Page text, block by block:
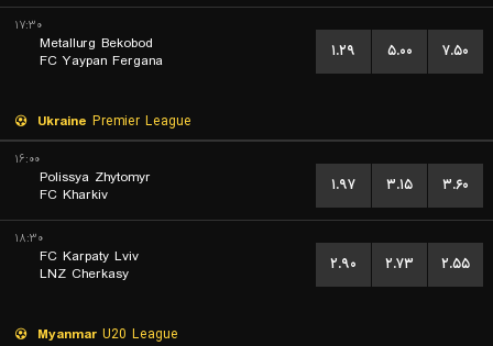
۱۷:۳۰
Metallurg Bekobod
FC Yaypan Fergana
۱.۲۹ ۵.۰۰ ۷.۵۰
Ukraine Premier League
۱۶:۰۰
Polissya Zhytomyr
FC Kharkiv
۱.۹۷ ۳.۱۵ ۳.۶۰
۱۸:۳۰
FC Karpaty Lviv
LNZ Cherkasy
۲.۹۰ ۲.۷۳ ۲.۵۵
Myanmar U20 League